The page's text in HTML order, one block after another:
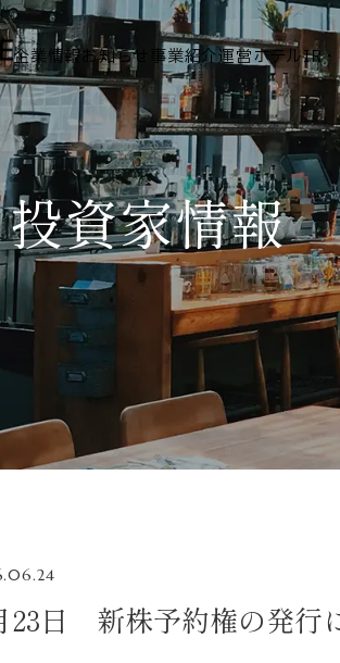
企業情報お知らせ 事業紹介運営ホテルIR・
トップ
企業情報
会社概要
代表者挨拶
グループ一覧
経営理念
事業紹介
インバウンド送客事業
資家情報
23日 新株予約権の発行